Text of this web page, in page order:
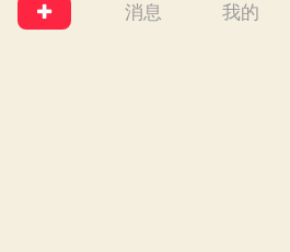
消息 我的